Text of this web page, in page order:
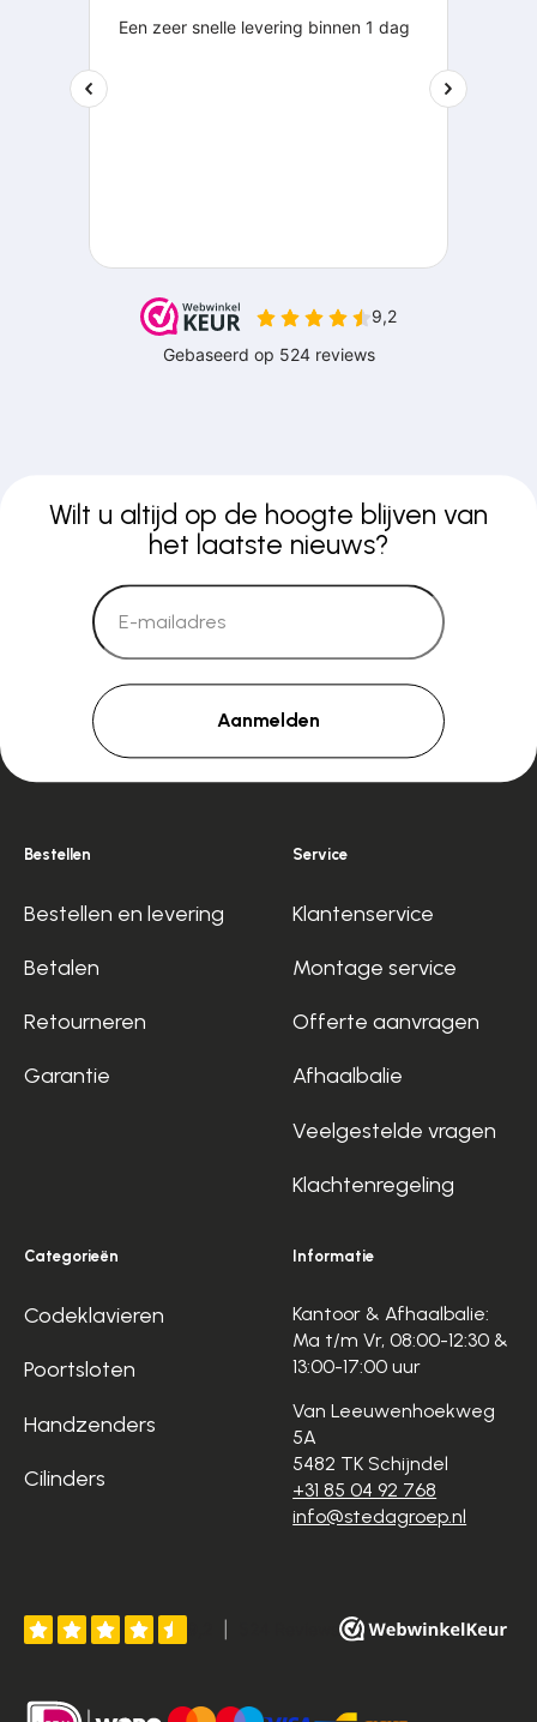
Wilt u altijd op de hoogte blijven van
het laatste nieuws?
Aanmelden
Bestellen
Bestellen en levering
Betalen
Retourneren
Garantie
Service
Klantenservice
Montage service
Offerte aanvragen
Afhaalbalie
Veelgestelde vragen
Klachtenregeling
Categorieën
Codeklavieren
Poortsloten
Handzenders
Cilinders
Informatie
Kantoor & Afhaalbalie:
Ma t/m Vr, 08:00-12:30 &
13:00-17:00 uur
Van Leeuwenhoekweg
5A
5482 TK Schijndel
+31 85 04 92 768
info@stedagroep.nl